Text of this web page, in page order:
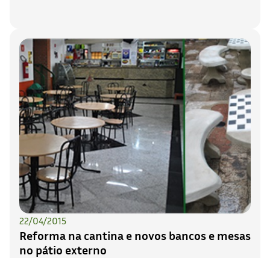
22/04/2015
Reforma na cantina e novos bancos e mesas
no pátio externo